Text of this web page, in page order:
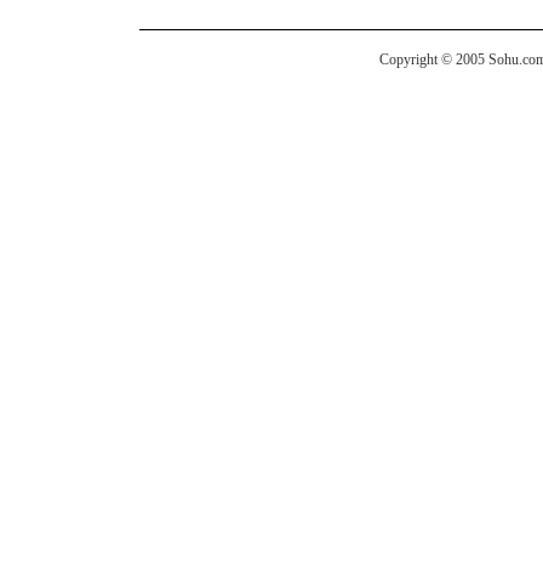
Copyright © 2005